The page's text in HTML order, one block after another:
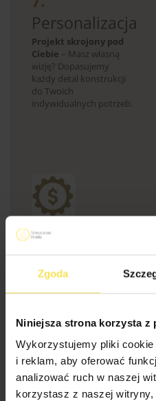
Zgoda
Niniejsza strona korzysta z
Wykorzystujemy pliki
i reklam, aby oferować
analizować ruch w naszej
korzystasz z naszej witryny,
Personalizacja
Projekt skrojony pod
Ciebie – Masz własną
wizję? Dopasujemy
każdy detal konstrukcji
do Twoich
indywidualnych potrzeb.
9.
drewno
Najwyższa jakość
skandynawskiego (C24,
KVH, BSH), co
gwarantuje trwałość na
pokolenia.